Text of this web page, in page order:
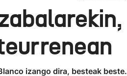
izango dira, besteak beste.